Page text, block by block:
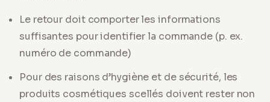
Le retour doit comporter les informations
suffisantes pour identifier la commande (p. ex.
numéro de commande)
Pour des raisons d’hygiène et de sécurité, les
produits cosmétiques scellés doivent rester non